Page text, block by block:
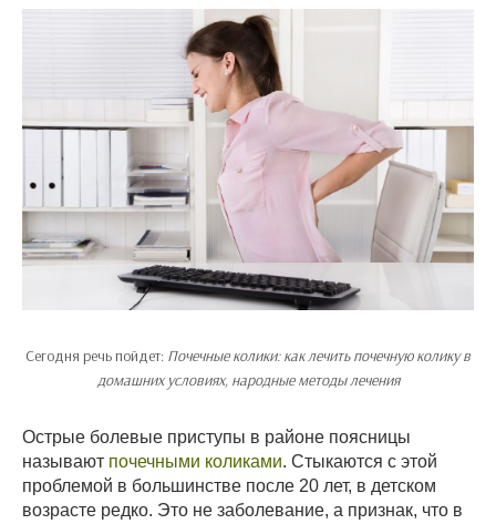
Сегодня речь пойдет: Почечные колики: как лечить почечную колику в
домашних условиях, народные методы лечения
Острые болевые приступы в районе поясницы
называют почечными коликами. Стыкаются с этой
проблемой в большинстве после 20 лет, в детском
возрасте редко. Это не заболевание, а признак, что в